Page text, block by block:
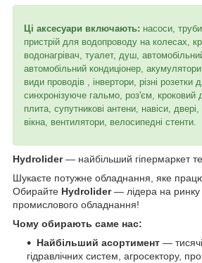
Ці аксесуари включають: насоси,
пристрій для водопроводу на колесах,
водонагрівач, туалет, душ,
автомобільний кондиціонер,
види проводів , інвертори, різні розетки
синхронізуюче гальмо, роз'єм, кроковий
плита, супутникові антени, навіси, двері,
вікна, вентилятори, велосипедні стенти.
Hydrolider— найбільший гіпермаркет
Шукаєте потужне обладнання, яке
Обирайте Hydrolider— лідера на ринку
промислового обладнання!
Чому обирають саме нас:
Найбільший асортимент —
гідравлічних систем, агросектору,